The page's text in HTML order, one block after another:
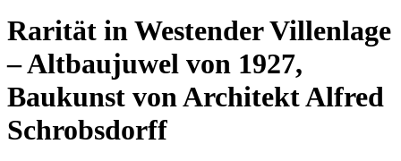
Rarität in Westender Villenlage
– Altbaujuwel von 1927,
Baukunst von Architekt Alfred
Schrobsdorff